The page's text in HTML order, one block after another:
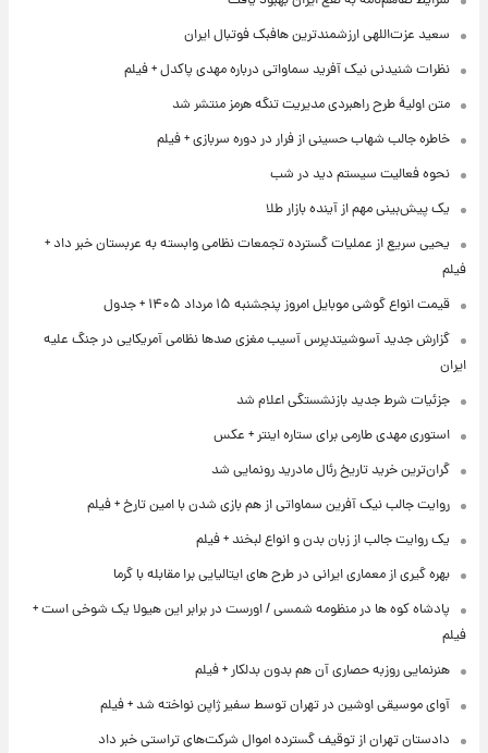
سعید عزت‌اللهی ارزشمندترین هافبک فوتبال ایران
نظرات شنیدنی نیک آفرید سماواتی درباره مهدی پاکدل + فیلم
متن اولیۀ طرح راهبردی مدیریت تنگه هرمز منتشر شد
خاطره جالب شهاب حسینی از فرار در دوره سربازی + فیلم
نحوه فعالیت سیستم دید در شب
یک پیش‌بینی مهم از آینده بازار طلا
یحیی سریع از عملیات گسترده تجمعات نظامی وابسته به عربستان خبر داد +
فیلم
قیمت انواع گوشی موبایل امروز پنجشنبه ۱۵ مرداد ۱۴۰۵ + جدول
گزارش جدید آسوشیتدپرس آسیب مغزی صدها نظامی آمریکایی در جنگ علیه
ایران
جزئیات شرط جدید بازنشستگی اعلام شد
استوری مهدی طارمی برای ستاره اینتر + عکس
گران‌ترین خرید تاریخ رئال مادرید رونمایی شد
روایت جالب نیک آفرین سماواتی از هم بازی شدن با امین تارخ + فیلم
یک روایت جالب از زبان بدن و انواع لبخند + فیلم
بهره گیری از معماری ایرانی در طرح های ایتالیایی برا مقابله با گرما
پادشاه کوه ها در منظومه شمسی / اورست در برابر این هیولا یک شوخی است +
فیلم
هنرنمایی روزبه حصاری آن هم بدون بدلکار + فیلم
آوای موسیقی اوشین در تهران توسط سفیر ژاپن نواخته شد + فیلم
دادستان تهران از توقیف گسترده اموال شرکت‌های تراستی خبر داد